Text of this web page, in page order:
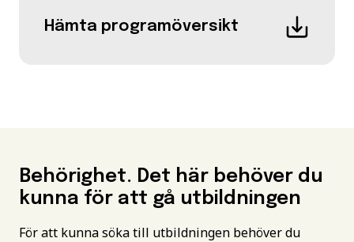
Hämta programöversikt
Behörighet. Det här behöver du
kunna för att gå utbildningen
För att kunna söka till utbildningen behöver du